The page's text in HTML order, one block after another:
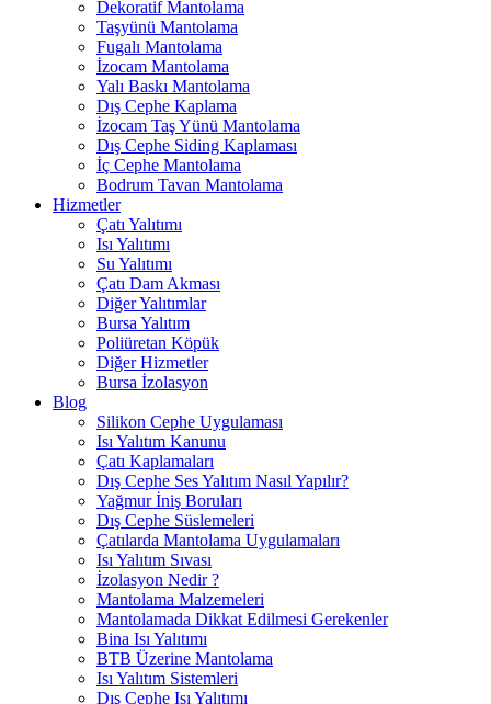
Dekoratif Mantolama
Taşyünü Mantolama
Fugalı Mantolama
İzocam Mantolama
Yalı Baskı Mantolama
Dış Cephe Kaplama
İzocam Taş Yünü Mantolama
Dış Cephe Siding Kaplaması
İç Cephe Mantolama
Bodrum Tavan Mantolama
Hizmetler
Çatı Yalıtımı
Isı Yalıtımı
Su Yalıtımı
Çatı Dam Akması
Diğer Yalıtımlar
Bursa Yalıtım
Poliüretan Köpük
Diğer Hizmetler
Bursa İzolasyon
Blog
Silikon Cephe Uygulaması
Isı Yalıtım Kanunu
Çatı Kaplamaları
Dış Cephe Ses Yalıtım Nasıl Yapılır?
Yağmur İniş Boruları
Dış Cephe Süslemeleri
Çatılarda Mantolama Uygulamaları
Isı Yalıtım Sıvası
İzolasyon Nedir ?
Mantolama Malzemeleri
Mantolamada Dikkat Edilmesi Gerekenler
Bina Isı Yalıtımı
BTB Üzerine Mantolama
Isı Yalıtım Sistemleri
Dış Cephe Isı Yalıtımı